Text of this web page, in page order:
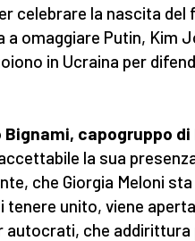
celebrare la nascita del
a omaggiare Putin, Kim
in Ucraina per
capogruppo
la sua
che Giorgia Meloni sta
unito, viene
autocrati, che addirittura